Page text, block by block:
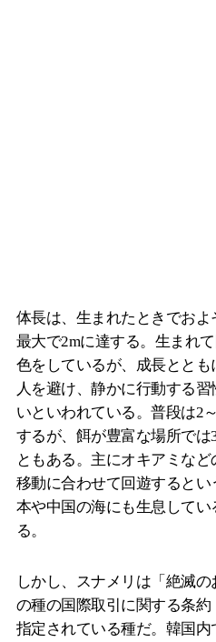
体長は、生まれたときでおよ
最大で2mに達する。生まれ
色をしているが、成長ととも
人を避け、静かに行動する
いといわれている。普段は2
するが、餌が豊富な場所では
ともある。主にオキアミな
移動に合わせて回遊するとい
本や中国の海にも生息して
る。
しかし、スナメリは「絶滅
の種の国際取引に関する条約
指定されている種だ。韓国内